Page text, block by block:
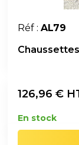
Réf : AL79
126,96 €
En stock